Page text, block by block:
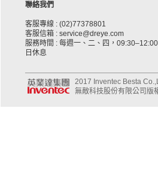
聯絡我們
客服專線 : (02)77378801
客服信箱 : service@dreye.com
服務時間 : 每週一、二、四，
日休息
2017 Inventec Besta
無敵科技股份有限公司版